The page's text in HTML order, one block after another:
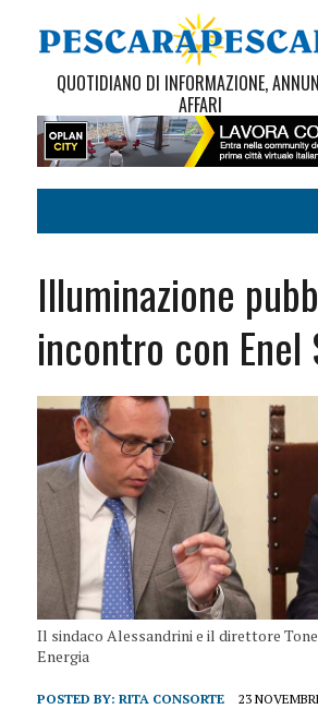
QUOTIDIANO DI INFORMAZIONE,
AFFARI
Illuminazione
incontro con Enel
Il sindaco Alessandrini e il direttore
Energia
POSTED BY: RITA CONSORTE 23